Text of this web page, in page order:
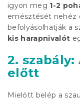
igyon meg 1-2
emésztését nehéz
befolyásolhatják a
kis harapnivalót
2. szabály:
előtt
Mielőtt belép a